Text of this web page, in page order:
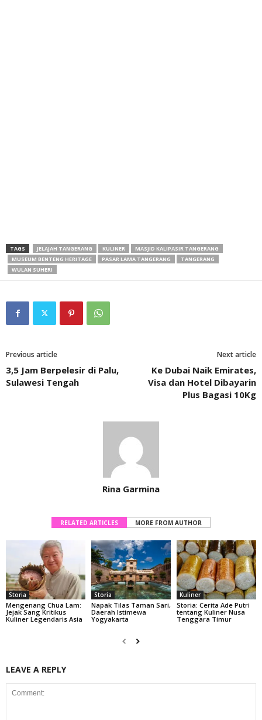
TAGS JELAJAH TANGERANG KULINER
MASJID KALIPASIR TANGERANG
MUSEUM BENTENG HERITAGE
PASAR LAMA TANGERANG
TANGERANG
WULAN SUHERI
Previous article
3,5 Jam Berpelesir di Palu,
Sulawesi Tengah
Next article
Ke Dubai Naik Emirates,
Visa dan Hotel Dibayarin
Plus Bagasi 10Kg
Rina Garmina
RELATED ARTICLES MORE FROM AUTHOR
Storia
Mengenang Chua Lam:
Jejak Sang Kritikus
Kuliner Legendaris Asia
Storia
Napak Tilas Taman Sari,
Daerah Istimewa
Yogyakarta
Kuliner
Storia: Cerita Ade Putri
tentang Kuliner Nusa
Tenggara Timur
LEAVE A REPLY